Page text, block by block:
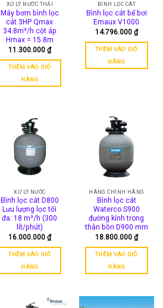
XỬ LÝ NƯỚC THẢI
Máy bơm bình lọc
cát 3HP Qmax
34.8m³/h cột áp
Hmax = 15.8m
11.300.000 ₫
THÊM VÀO GIỎ
HÀNG
BÌNH LỌC CÁT
Bình lọc cát bể bơi
Emaux V1000
14.796.000 ₫
THÊM VÀO GIỎ
HÀNG
XỬ LÝ NƯỚC
Bình lọc cát D800
Lưu lượng lọc tối
đa: 18 m³/h (300
lít/phút)
16.000.000 ₫
THÊM VÀO GIỎ
HÀNG
HÀNG CHÍNH HÃNG
Bình lọc cát
Waterco S900
đường kính trong
thân bồn D900 mm
18.800.000 ₫
THÊM VÀO GIỎ
HÀNG